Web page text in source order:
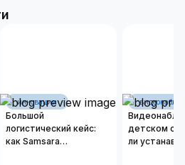
инновации
Большой
логистический кейс:
как Samsara
детском
ли